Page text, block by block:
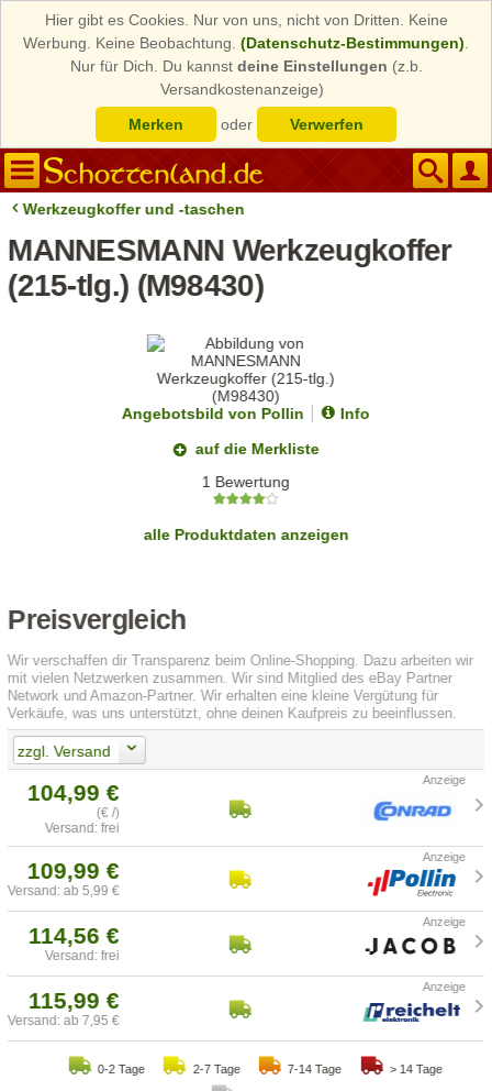
Hier gibt es Cookies. Nur von uns, nicht von Dritten. Keine
Werbung. Keine Beobachtung. (Datenschutz-Bestimmungen)
Nur für Dich. Du kannst deine Einstellungen (z.b.
Versandkostenanzeige)
Merken
oder Verwerfen
Werkzeugkoffer und -taschen
MANNESMANN Werkzeugkoffer
(215-tlg.) (M98430)
Angebotsbild von Pollin
Info
auf die Merkliste
1 Bewertung
alle Produktdaten anzeigen
Preisvergleich
Wir verschaffen dir Transparenz beim Online-Shopping. Dazu arbeiten wir
mit vielen Netzwerken zusammen. Wir sind Mitglied des eBay Partner
Network und Amazon-Partner. Wir erhalten eine kleine Vergütung für
Verkäufe, was uns unterstützt, ohne deinen Kaufpreis zu beeinflussen.
zzgl. Versand
104,99 €
(€ /)
Versand: frei
109,99 €
Versand: ab 5,99 €
114,56 €
Versand: frei
115,99 €
Versand: ab 7,95 €
0-2 Tage 2-7 Tage 7-14 Tage > 14 Tage